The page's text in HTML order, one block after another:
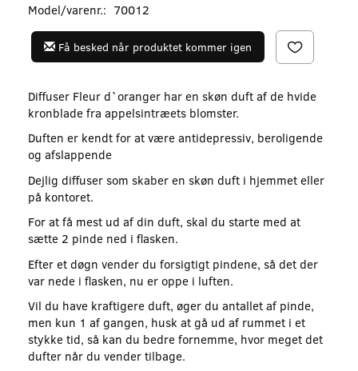
Model/varenr.: 70012
Få besked når produktet kommer igen
Diffuser Fleur d`oranger har en skøn duft af de hvide
kronblade fra appelsintræets blomster.
Duften er kendt for at være antidepressiv, beroligende
og afslappende
Dejlig diffuser som skaber en skøn duft i hjemmet eller
på kontoret.
For at få mest ud af din duft, skal du starte med at
sætte 2 pinde ned i flasken.
Efter et døgn vender du forsigtigt pindene, så det der
var nede i flasken, nu er oppe i luften.
Vil du have kraftigere duft, øger du antallet af pinde,
men kun 1 af gangen, husk at gå ud af rummet i et
stykke tid, så kan du bedre fornemme, hvor meget det
dufter når du vender tilbage.